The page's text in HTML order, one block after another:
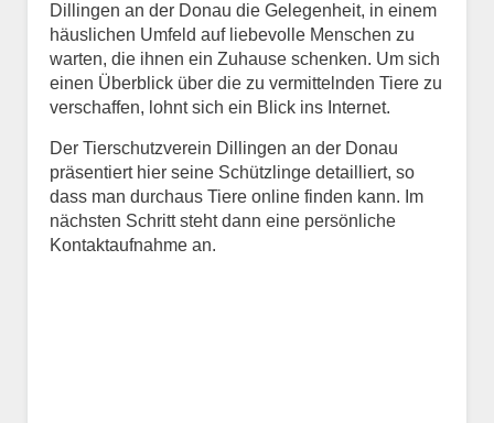
Dillingen an der Donau die Gelegenheit, in einem
häuslichen Umfeld auf liebevolle Menschen zu
warten, die ihnen ein Zuhause schenken. Um sich
einen Überblick über die zu vermittelnden Tiere zu
verschaffen, lohnt sich ein Blick ins Internet.
Der Tierschutzverein Dillingen an der Donau
präsentiert hier seine Schützlinge detailliert, so
dass man durchaus Tiere online finden kann. Im
nächsten Schritt steht dann eine persönliche
Kontaktaufnahme an.